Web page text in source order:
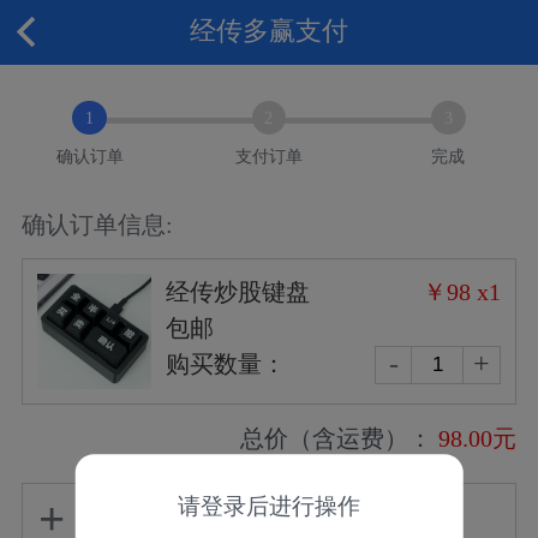
经传多赢支付
1
确认订单 支付订单 完成
确认订单信息:
经传炒股键盘
￥98 x1
包邮
购买数量：
- +
总价（含运费）：98.00元
+ 编辑收货信息
请登录后进行操作